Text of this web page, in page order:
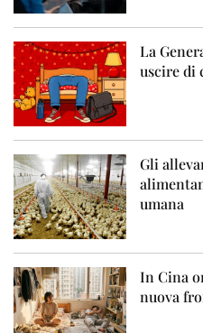
La
uscire di
Gli
umana
In Cina
nuova